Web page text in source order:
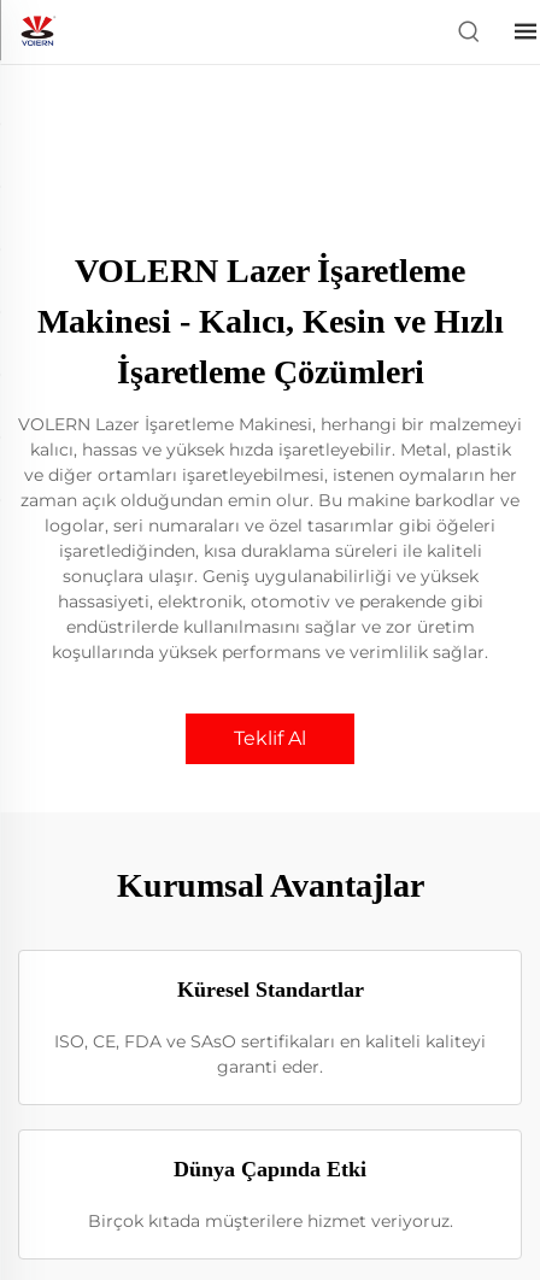
VOLERN Lazer İşaretleme
Makinesi - Kalıcı, Kesin ve Hızlı
İşaretleme Çözümleri
VOLERN Lazer İşaretleme Makinesi, herhangi bir malzemeyi
kalıcı, hassas ve yüksek hızda işaretleyebilir. Metal, plastik
ve diğer ortamları işaretleyebilmesi, istenen oymaların her
zaman açık olduğundan emin olur. Bu makine barkodlar ve
logolar, seri numaraları ve özel tasarımlar gibi öğeleri
işaretlediğinden, kısa duraklama süreleri ile kaliteli
sonuçlara ulaşır. Geniş uygulanabilirliği ve yüksek
hassasiyeti, elektronik, otomotiv ve perakende gibi
endüstrilerde kullanılmasını sağlar ve zor üretim
koşullarında yüksek performans ve verimlilik sağlar.
Teklif Al
Kurumsal Avantajlar
Küresel Standartlar
ISO, CE, FDA ve SAsO sertifikaları en kaliteli kaliteyi
garanti eder.
Dünya Çapında Etki
Birçok kıtada müşterilere hizmet veriyoruz.